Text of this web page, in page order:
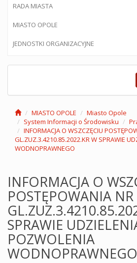
RADA MIASTA
MIASTO OPOLE
JEDNOSTKI ORGANIZACYJNE
MIASTO OPOLE
Miasto Opole
System Informacji o Środowisku
INFORMACJA O WSZCZĘCIU
GL.ZUZ.3.4210.85.2022.KR W SPRAWIE
WODNOPRAWNEGO
INFORMACJA O
POSTĘPOWANIA NR
SPRAWIE
POZWOLENIA
WODNOPRAWNEGO